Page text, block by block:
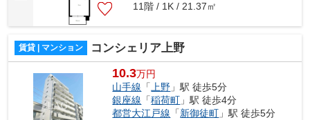
11階 / 1K / 21.37㎡
賃貸 | マンション コンシェリア上野
10.3万円
山手線 「上野 」駅 徒歩5分
銀座線 「稲荷町 」駅 徒歩4分
都営大江戸線 「新御徒町 」駅 徒歩5分